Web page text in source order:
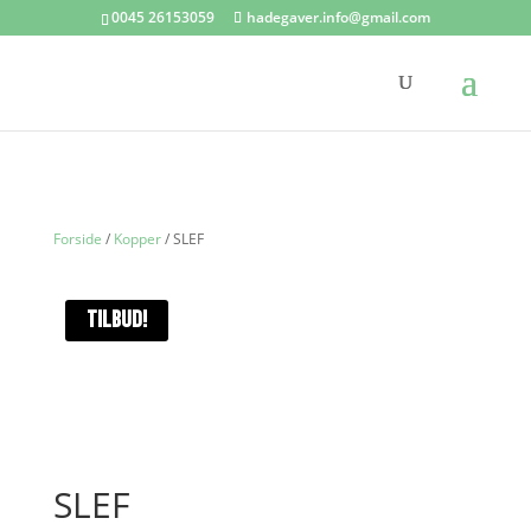
0045 26153059 hadegaver.info@gmail.com
Forside / Kopper/ SLEF
TILBUD!
SLEF